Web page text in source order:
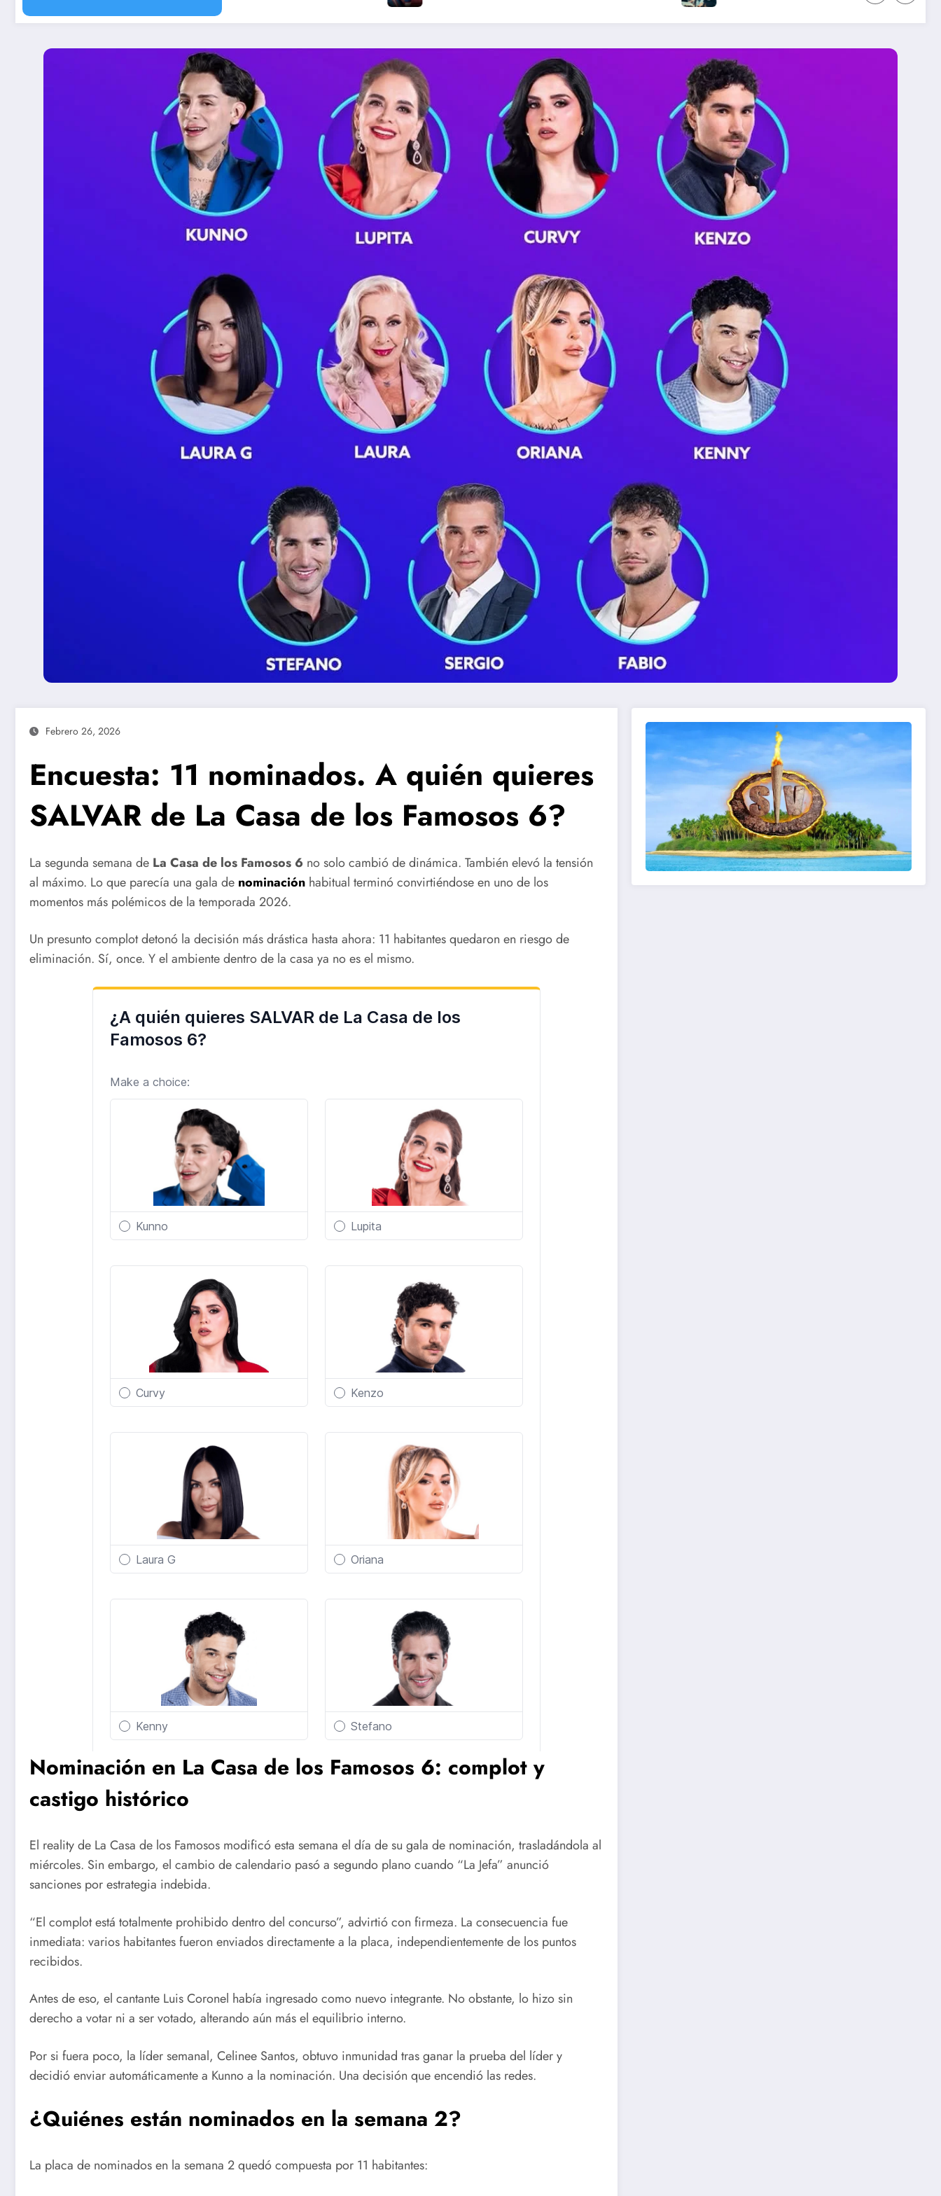
Febrero 26, 2026
Encuesta: 11 nominados. A quién quieres
SALVAR de La Casa de los Famosos 6?
La segunda semana de La Casa de los Famosos 6 no solo cambió de dinámica. También elevó la tensión
al máximo. Lo que parecía una gala de nominación habitual terminó convirtiéndose en uno de los
momentos más polémicos de la temporada 2026.
Un presunto complot detonó la decisión más drástica hasta ahora: 11 habitantes quedaron en riesgo de
eliminación. Sí, once. Y el ambiente dentro de la casa ya no es el mismo.
Nominación en La Casa de los Famosos 6: complot y
castigo histórico
El reality de La Casa de los Famosos modificó esta semana el día de su gala de nominación, trasladándola al
miércoles. Sin embargo, el cambio de calendario pasó a segundo plano cuando “La Jefa” anunció
sanciones por estrategia indebida.
“El complot está totalmente prohibido dentro del concurso”, advirtió con firmeza. La consecuencia fue
inmediata: varios habitantes fueron enviados directamente a la placa, independientemente de los puntos
recibidos.
Antes de eso, el cantante Luis Coronel había ingresado como nuevo integrante. No obstante, lo hizo sin
derecho a votar ni a ser votado, alterando aún más el equilibrio interno.
Por si fuera poco, la líder semanal, Celinee Santos, obtuvo inmunidad tras ganar la prueba del líder y
decidió enviar automáticamente a Kunno a la nominación. Una decisión que encendió las redes.
¿Quiénes están nominados en la semana 2?
La placa de nominados en la semana 2 quedó compuesta por 11 habitantes: